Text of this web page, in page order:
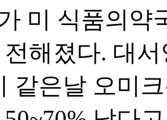
미 식품의약
해졌다. 대
같은날 오미